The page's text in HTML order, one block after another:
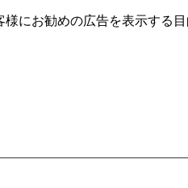
にお勧めの広告を表⽰する